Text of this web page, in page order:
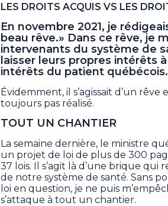
LES DROITS ACQUIS VS LES
En novembre 2021, je
beau rêve.» Dans ce rêve, je
intervenants du système de
laisser leurs propres intérêts
intérêts du patient québécois.
Évidemment, il s’agissait d’un
toujours pas réalisé.
TOUT UN CHANTIER
La semaine dernière, le ministre
un projet de loi de plus de 300
37 lois. Il s’agit là d’une brique
de notre système de santé. Sans
loi en question, je ne puis
s’attaque à tout un chantier.